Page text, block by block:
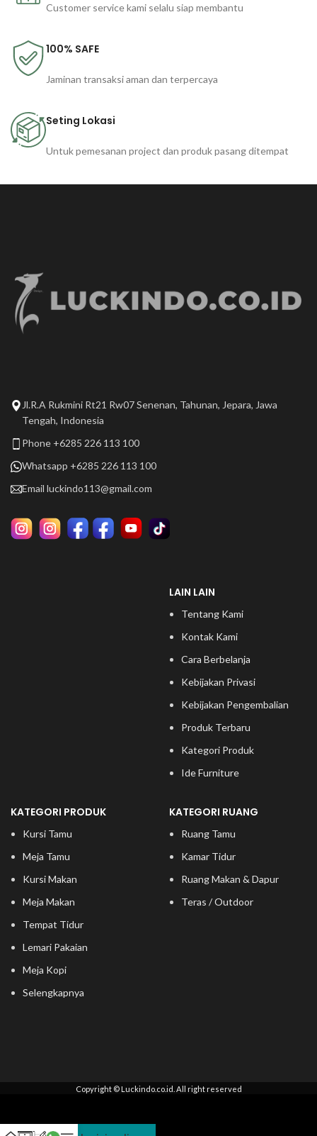
Customer service kami selalu siap membantu
100% SAFE
Jaminan transaksi aman dan terpercaya
Seting Lokasi
Untuk pemesanan project dan produk pasang ditempat
Jl.R.A Rukmini Rt21 Rw07 Senenan, Tahunan, Jepara, Jawa
Tengah, Indonesia
Phone +6285 226 113 100
Whatsapp +6285 226 113 100
Email luckindo113@gmail.com
LAIN LAIN
Tentang Kami
Kontak Kami
Cara Berbelanja
Kebijakan Privasi
Kebijakan Pengembalian
Produk Terbaru
Kategori Produk
Ide Furniture
KATEGORI PRODUK
Kursi Tamu
Meja Tamu
Kursi Makan
Meja Makan
Tempat Tidur
Lemari Pakaian
Meja Kopi
Selengkapnya
KATEGORI RUANG
Ruang Tamu
Kamar Tidur
Ruang Makan & Dapur
Teras / Outdoor
Copyright © Luckindo.co.id. All right reserved